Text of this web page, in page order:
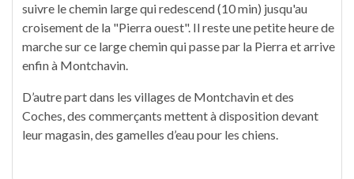
suivre le chemin large qui redescend (10 min) jusqu'au
croisement de la "Pierra ouest". Il reste une petite heure de
marche sur ce large chemin qui passe par la Pierra et arrive
enfin à Montchavin.
D’autre part dans les villages de Montchavin et des
Coches, des commerçants mettent à disposition devant
leur magasin, des gamelles d’eau pour les chiens.